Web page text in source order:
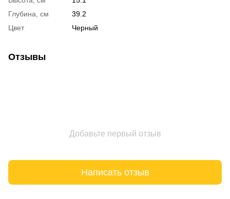
Глубина, см
39.2
Цвет
Черный
Отзывы
Добавьте первый отзыв
Написать отзыв